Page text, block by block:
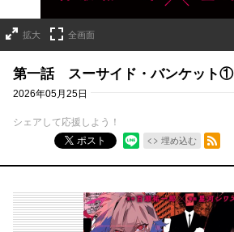
拡大 全画面
第一話 スーサイド・バンケット①
2026年05月25日
シェアして応援しよう！
ポスト
埋め込む
RSSフィード